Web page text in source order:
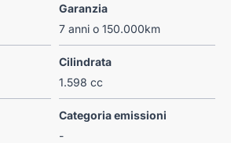
Garanzia
7 anni o 150.000km
Cilindrata
1.598 cc
Categoria emissioni
-